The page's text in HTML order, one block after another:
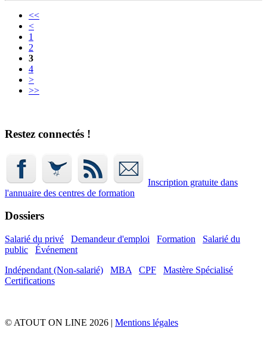
<<
<
1
2
3
4
>
>>
Restez connectés !
Inscription gratuite dans
l'annuaire des centres de formation
Dossiers
Salarié du privé Demandeur d'emploi Formation
Salarié du
public
Événement
Indépendant (Non-salarié)
MBA CPF
Mastère Spécialisé
Certifications
© ATOUT ON LINE 2026 | Mentions légales